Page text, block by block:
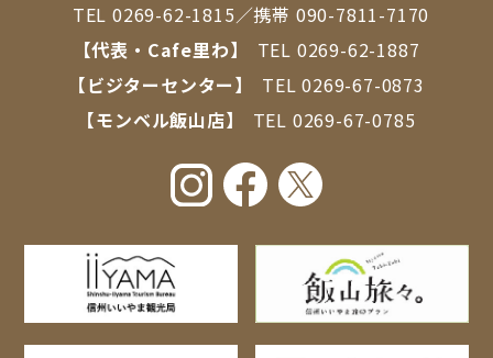
TEL 0269-62-1815／携帯 090-7811-7170
【代表・Cafe里わ】
TEL 0269-62-1887
【ビジターセンター】
TEL0269-67-0873
【モンベル飯山店】
TEL 0269-67-0785